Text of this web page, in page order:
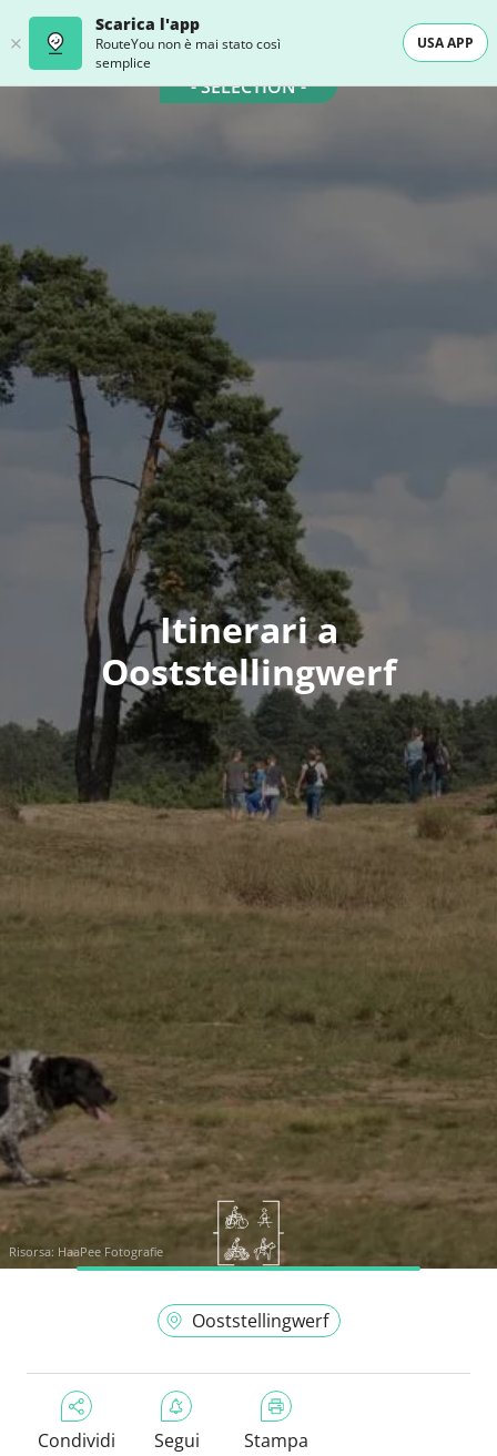
Scarica l'app
RouteYou non è mai stato così
semplice
USA APP
- SELECTION -
Itinerari a
Ooststellingwerf
Risorsa: HaaPee Fotografie
Ooststellingwerf
Condividi Segui Stampa